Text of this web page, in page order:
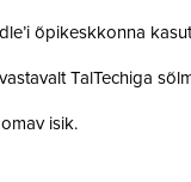
õpikeskkonna
TalTechiga
isik.